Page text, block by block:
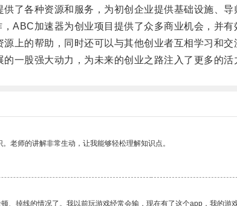
各种资源和服务，为初创企业提供基础设施、导
加速器为创业项目提供了众多商业机会，并有
的帮助，同时还可以与其他创业者互相学习和交
股强大动力，为未来的创业之路注入了更多的活
老师的讲解非常生动，让我能够轻松理解知识点。
、掉线的情况了。我以前玩游戏经常会输，现在有了这个app，我的游